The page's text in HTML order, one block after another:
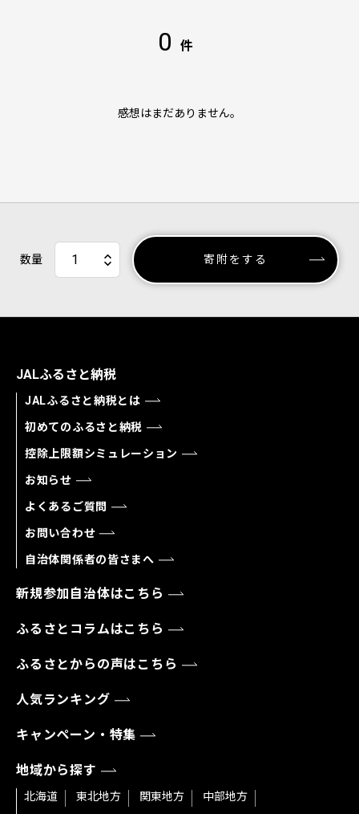
0 件
感想はまだありません。
数量 寄附をする
JALふるさと納税
JALふるさと納税とは
初めてのふるさと納税
控除上限額シミュレーション
お知らせ
よくあるご質問
お問い合わせ
自治体関係者の皆さまへ
新規参加自治体はこちら
ふるさとコラムはこちら
ふるさとからの声はこちら
人気ランキング
キャンペーン・特集
地域から探す
北海道 東北地方 関東地方
中部地方